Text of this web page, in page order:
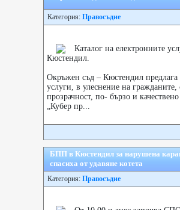
Категория: Правосъдие
Каталог на електронните
Кюстендил.
Окръжен съд – Кюстендил предлага
услуги, в улеснение на
прозрачност, по- бързо и
„Кубер пр...
БПП в Кюстендил за нарушена
спасиха от удавяне котета
Категория: Правосъдие